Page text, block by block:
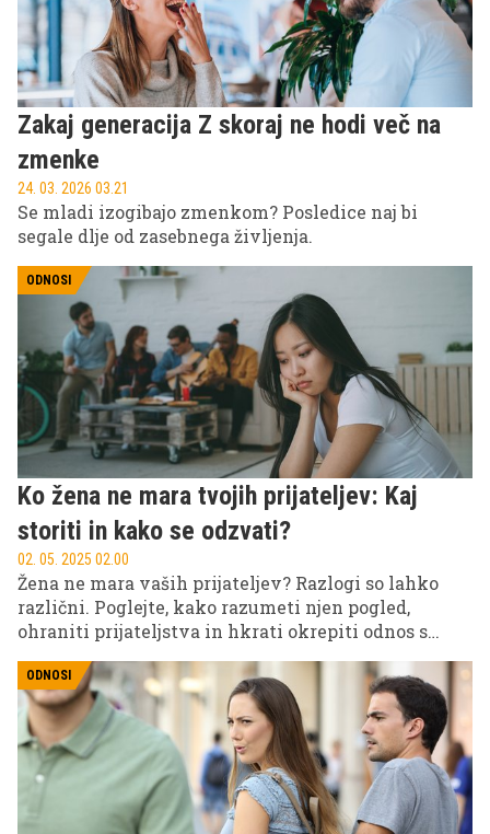
Zakaj generacija Z skoraj ne hodi več na
zmenke
24. 03. 2026 03.21
Se mladi izogibajo zmenkom? Posledice naj bi
segale dlje od zasebnega življenja.
ODNOSI
Ko žena ne mara tvojih prijateljev: Kaj
storiti in kako se odzvati?
02. 05. 2025 02.00
Žena ne mara vaših prijateljev? Razlogi so lahko
različni. Poglejte, kako razumeti njen pogled,
ohraniti prijateljstva in hkrati okrepiti odnos s
ODNOSI